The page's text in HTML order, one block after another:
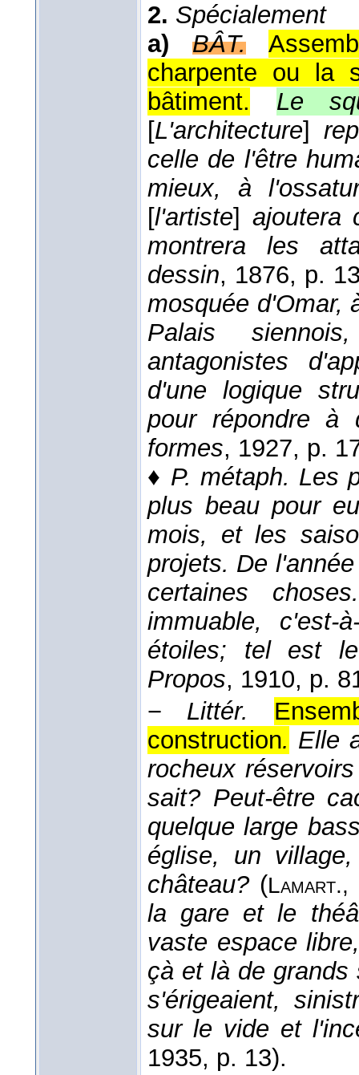
2. Spécialement
a)
BÂT.
charpente ou la
bâtiment.
Le
[L'architecture]
celle de l'être
mieux, à
[l'artiste] ajoutera
montrera les
dessin, 1876, p.
mosquée d'Omar,
Palais
antagonistes
d'une logique
pour répondre à
formes, 1927, p.
♦ P. métaph. Les
plus beau pour
mois, et les
projets. De
certaines
immuable,
étoiles; tel est
Propos, 1910, p.
− Littér.
construction. Elle
rocheux
sait? Peut-être
quelque large
église, un
château?(Lamart.,
la gare et le
vaste espace
çà et là de grands
s'érigeaient,
sur le vide et
1935, p. 13).